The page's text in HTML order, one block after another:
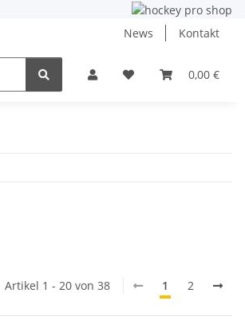
News Kontakt
0,00 €
NHL und DEB
Artikel 1 - 20 von 38 1 2